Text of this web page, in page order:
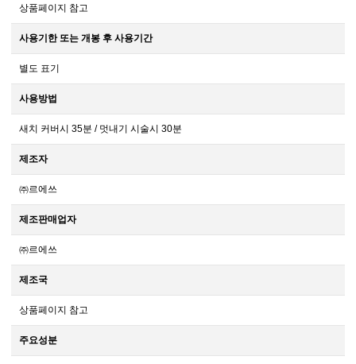
상품페이지 참고
사용기한 또는 개봉 후 사용기간
별도 표기
사용방법
새치 커버시 35분 / 멋내기 시술시 30분
제조자
㈜르에쓰
제조판매업자
㈜르에쓰
제조국
상품페이지 참고
주요성분